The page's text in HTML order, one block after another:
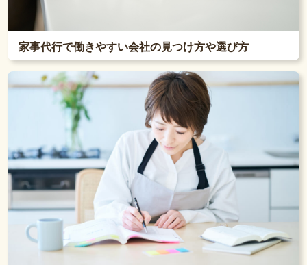
家事代行で働きやすい会社の見つけ方や選び方